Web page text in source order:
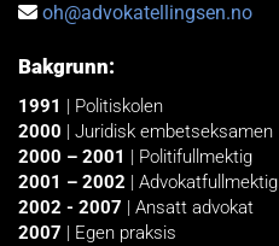
 oh@advokatellingsen.no
Bakgrunn:
1991
| Politiskolen
2000 | Juridisk embetseksamen
2000 – 2001
| Politifullmektig
2001 – 2002 | Advokatfullmektig
2002 - 2007 | Ansatt advokat
2007 | Egen praksis